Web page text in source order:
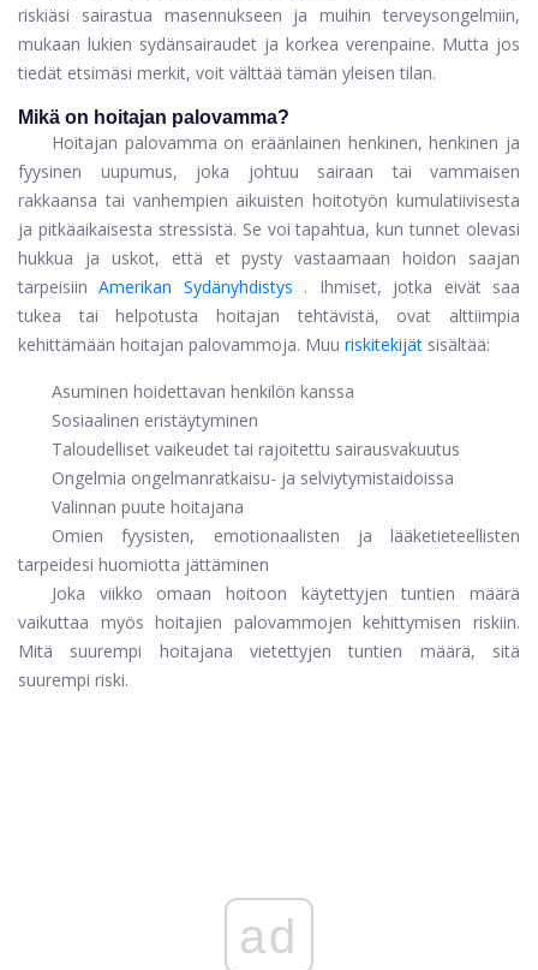
riskiäsi sairastua masennukseen ja muihin terveysongelmiin,
mukaan lukien sydänsairaudet ja korkea verenpaine. Mutta jos
tiedät etsimäsi merkit, voit välttää tämän yleisen tilan.
Mikä on hoitajan palovamma?
Hoitajan palovamma on eräänlainen henkinen, henkinen ja
fyysinen uupumus, joka johtuu sairaan tai vammaisen
rakkaansa tai vanhempien aikuisten hoitotyön kumulatiivisesta
ja pitkäaikaisesta stressistä. Se voi tapahtua, kun tunnet olevasi
hukkua ja uskot, että et pysty vastaamaan hoidon saajan
tarpeisiin Amerikan Sydänyhdistys . Ihmiset, jotka eivät saa
tukea tai helpotusta hoitajan tehtävistä, ovat alttiimpia
kehittämään hoitajan palovammoja. Muu riskitekijät sisältää:
Asuminen hoidettavan henkilön kanssa
Sosiaalinen eristäytyminen
Taloudelliset vaikeudet tai rajoitettu sairausvakuutus
Ongelmia ongelmanratkaisu- ja selviytymistaidoissa
Valinnan puute hoitajana
Omien fyysisten, emotionaalisten ja lääketieteellisten
tarpeidesi huomiotta jättäminen
Joka viikko omaan hoitoon käytettyjen tuntien määrä
vaikuttaa myös hoitajien palovammojen kehittymisen riskiin.
Mitä suurempi hoitajana vietettyjen tuntien määrä, sitä
suurempi riski.
ad